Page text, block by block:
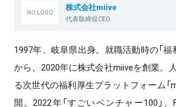
株式会社miive
代表取締役CEO
1997年、岐阜県出身。就職活動時の「福
から、2020年に株式会社miiveを創業。
る次世代の福利厚生プラットフォーム「
開。2022年「すごいベンチャー100」、